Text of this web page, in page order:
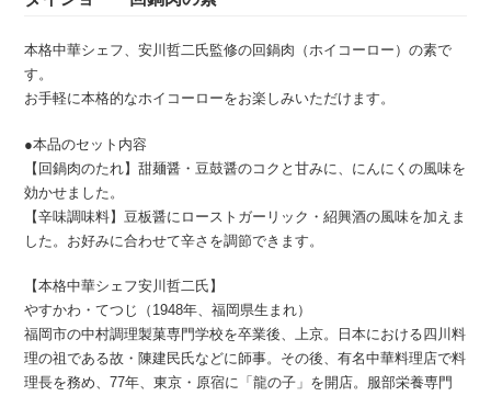
本格中華シェフ、安川哲二氏監修の回鍋肉（ホイコーロー）の素で
す。
お手軽に本格的なホイコーローをお楽しみいただけます。
●本品のセット内容
【回鍋肉のたれ】甜麺醤・豆鼓醤のコクと甘みに、にんにくの風味を
効かせました。
【辛味調味料】豆板醤にローストガーリック・紹興酒の風味を加えま
した。お好みに合わせて辛さを調節できます。
【本格中華シェフ安川哲二氏】
やすかわ・てつじ（1948年、福岡県生まれ）
福岡市の中村調理製菓専門学校を卒業後、上京。日本における四川料
理の祖である故・陳建民氏などに師事。その後、有名中華料理店で料
理長を務め、77年、東京・原宿に「龍の子」を開店。服部栄養専門